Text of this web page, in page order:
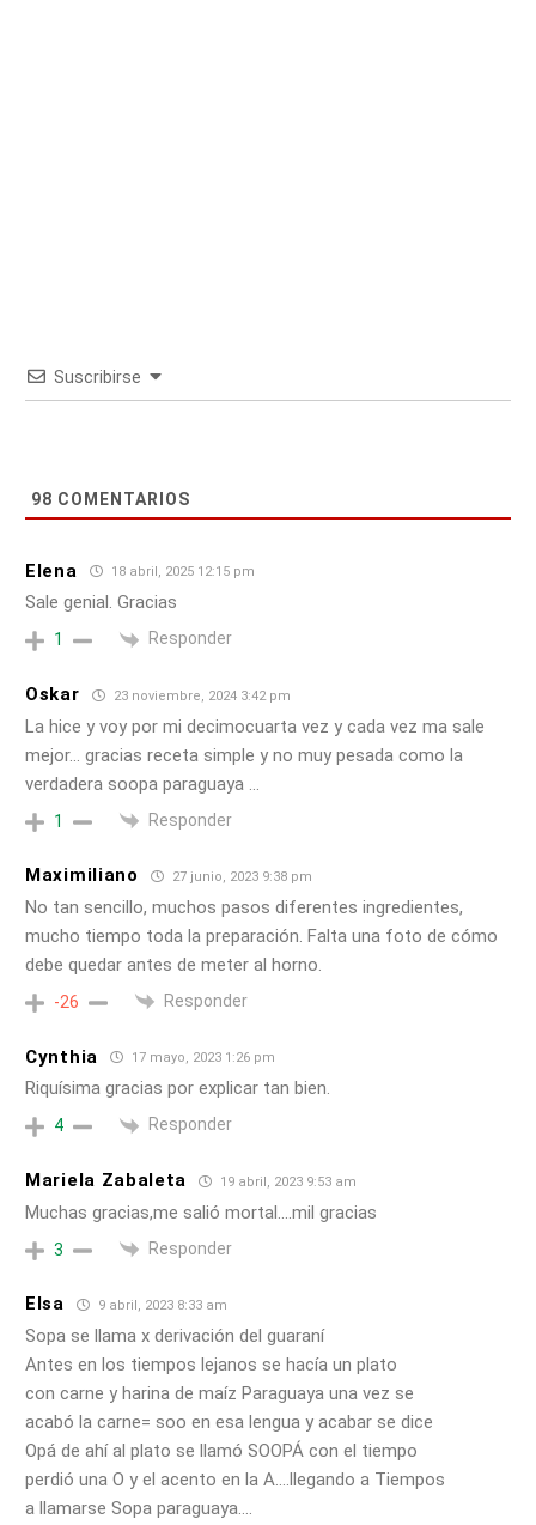
Suscribirse
98 COMENTARIOS
Elena 18 abril, 2025 12:15 pm
Sale genial. Gracias
1 Responder
Oskar 23 noviembre, 2024 3:42 pm
La hice y voy por mi decimocuarta vez y cada vez ma sale
mejor… gracias receta simple y no muy pesada como la
verdadera soopa paraguaya …
1 Responder
Maximiliano 27 junio, 2023 9:38 pm
No tan sencillo, muchos pasos diferentes ingredientes,
mucho tiempo toda la preparación. Falta una foto de cómo
debe quedar antes de meter al horno.
-26 Responder
Cynthia 17 mayo, 2023 1:26 pm
Riquísima gracias por explicar tan bien.
4 Responder
Mariela Zabaleta 19 abril, 2023 9:53 am
Muchas gracias,me salió mortal….mil gracias
3 Responder
Elsa 9 abril, 2023 8:33 am
Sopa se llama x derivación del guaraní
Antes en los tiempos lejanos se hacía un plato
con carne y harina de maíz Paraguaya una vez se
acabó la carne= soo en esa lengua y acabar se dice
Opá de ahí al plato se llamó SOOPÁ con el tiempo
perdió una O y el acento en la A….llegando a Tiempos
a llamarse Sopa paraguaya….